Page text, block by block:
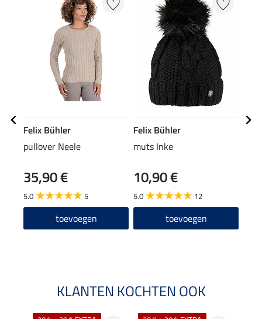
Felix Bühler
pullover Neele
35,90 €
5.0 5
toevoegen
Felix Bühler
muts Inke
10,90 €
5.0 12
toevoegen
KLANTEN KOCHTEN OOK